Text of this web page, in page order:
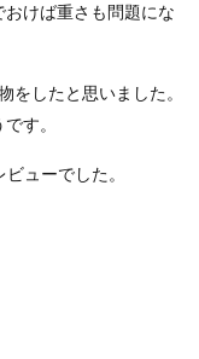
けば重さも問題にな
したと思いました。
す。
ューでした。